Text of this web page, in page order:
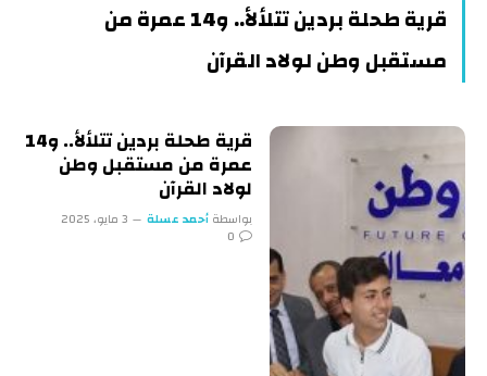
قرية طحلة بردين تتلألأ.. و14 عمرة من
مستقبل وطن لولاد القرآن
قرية طحلة بردين تتلألأ.. و14
عمرة من مستقبل وطن
لولاد القرآن
بواسطة أحمد عسلة
3 مايو، 2025
0